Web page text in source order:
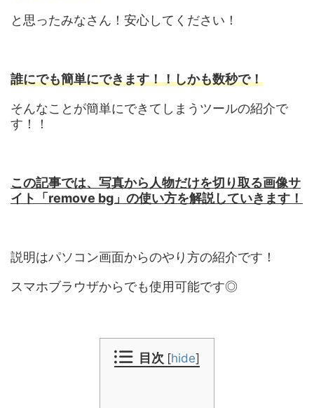
と思ったみなさん！安心してください！
誰にでも簡単にできます！！しかも数秒で！
そんなことが簡単にできてしまうツールの紹介で
す！！
この記事では、写真から人物だけを切り取る画像サ
イト「remove bg」の使い方を解説していきます！
説明はパソコン画面からのやり方の紹介です！
スマホブラウザからでも使用可能です◎
目次 [hide]